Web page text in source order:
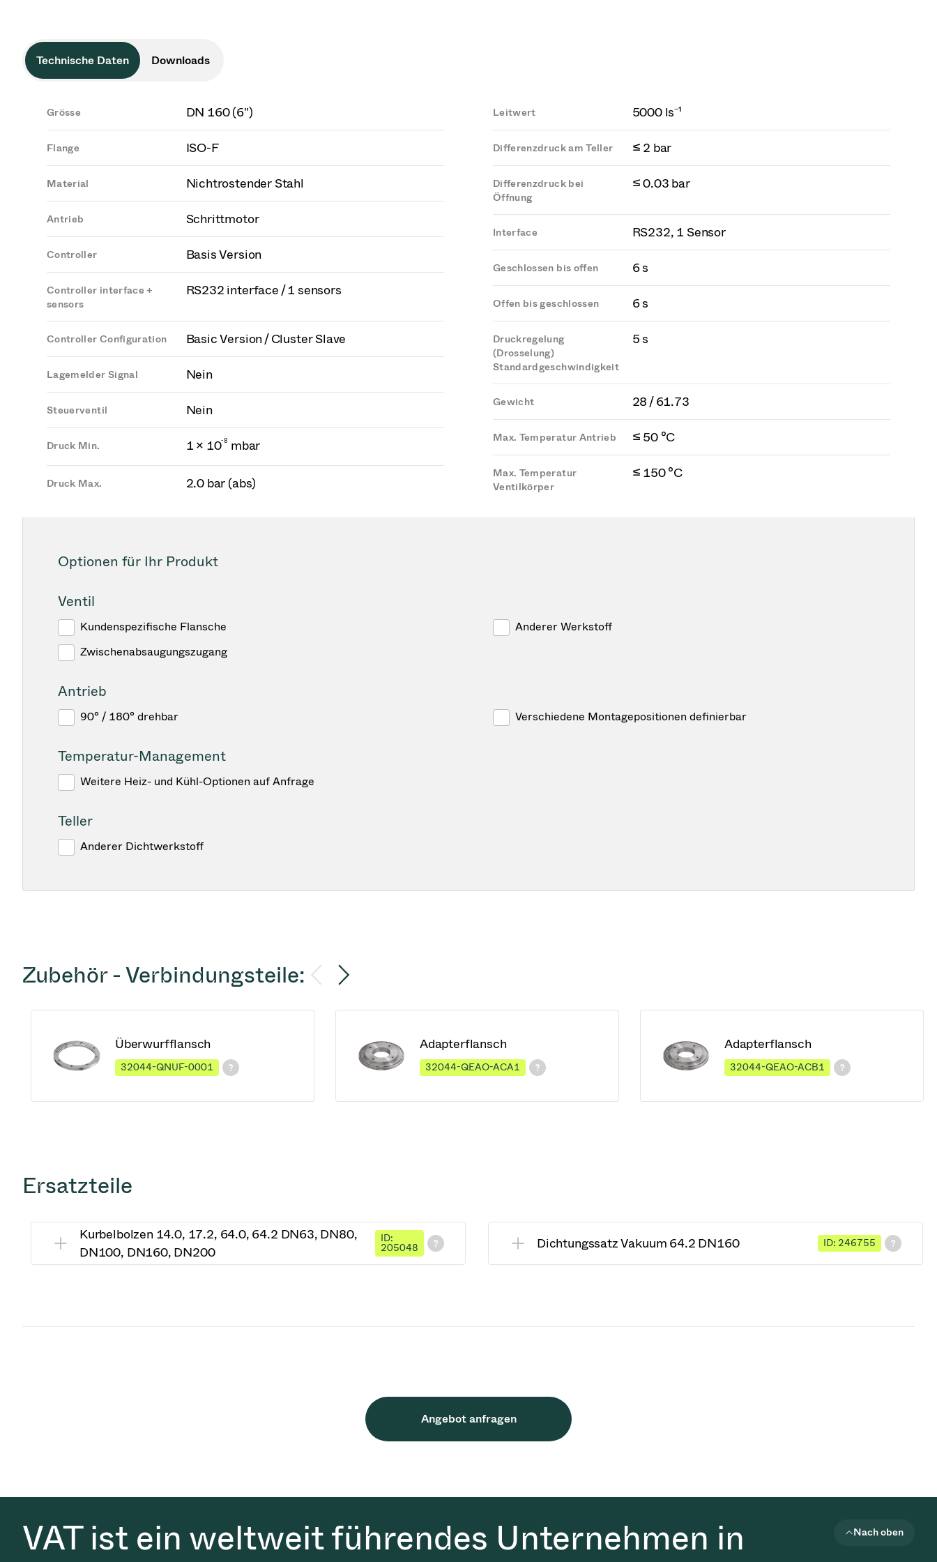
Technische Daten Downloads
Grösse DN 160 (6")
Flange ISO-F
Material Nichtrostender Stahl
Antrieb Schrittmotor
Controller Basis Version
Controller interface +
sensors
RS232 interface / 1 sensors
Controller Configuration Basic Version / Cluster Slave
Lagemelder Signal Nein
Steuerventil Nein
Druck Min. 1 × 10-8 mbar
Druck Max. 2.0 bar (abs)
Leitwert 5000 ls⁻¹
Differenzdruck am Teller ≤ 2 bar
Differenzdruck bei
Öffnung
≤ 0.03 bar
Interface RS232, 1 Sensor
Geschlossen bis offen 6 s
Offen bis geschlossen 6 s
Druckregelung
(Drosselung)
Standardgeschwindigkeit
5 s
Gewicht 28 / 61.73
Max. Temperatur Antrieb ≤ 50 °C
Max. Temperatur
Ventilkörper
≤ 150 °C
Optionen für Ihr Produkt
Ventil
Kundenspezifische Flansche
Zwischenabsaugungszugang
Anderer Werkstoff
Antrieb
90° / 180° drehbar Verschiedene Montagepositionen definierbar
Temperatur-Management
Weitere Heiz- und Kühl-Optionen auf Anfrage
Teller
Anderer Dichtwerkstoff
Zubehör - Verbindungsteile:
Überwurfflansch
32044-QNUF-0001
Adapterflansch
32044-QEAO-ACA1
Adapterflansch
32044-QEAO-ACB1
Ersatzteile
Kurbelbolzen 14.0, 17.2, 64.0, 64.2 DN63, DN80,
DN100, DN160, DN200
ID:
205048
Dichtungssatz Vakuum 64.2 DN160 ID: 246755
Angebot anfragen
VAT ist ein weltweit führendes Unternehmen in
Nach oben